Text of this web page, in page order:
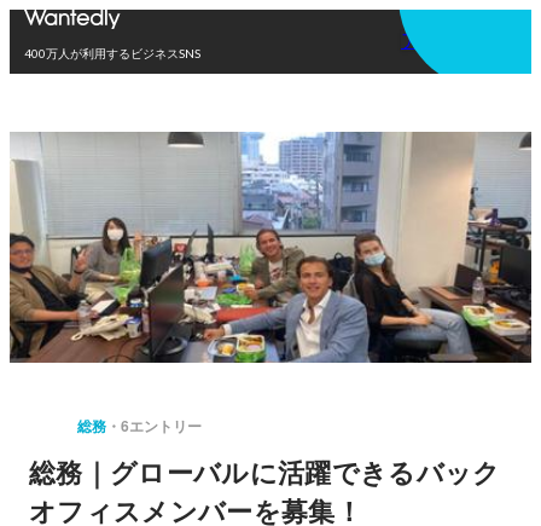
400万人が利用するビジネスSNS
アプリを使う
総務 6エントリー
総務｜グローバルに活躍できるバック
オフィスメンバーを募集！